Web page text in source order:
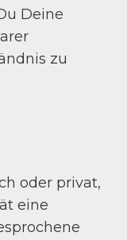
Deine
zu
oder privat,
eine